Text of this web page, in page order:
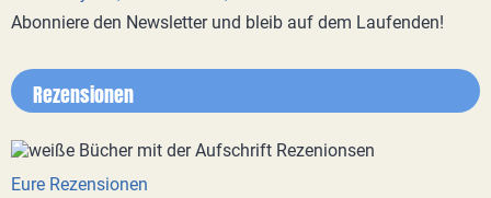
Abonniere den Newsletter und bleib auf dem Laufenden!
Rezensionen
Eure Rezensionen